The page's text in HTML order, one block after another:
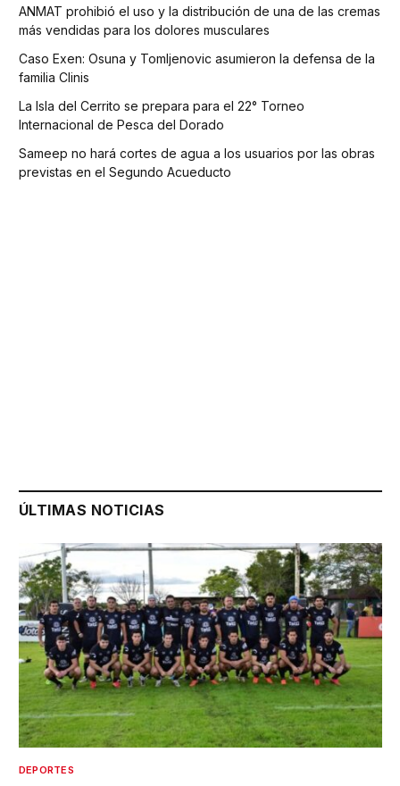
ANMAT prohibió el uso y la distribución de una de las cremas
más vendidas para los dolores musculares
Caso Exen: Osuna y Tomljenovic asumieron la defensa de la
familia Clinis
La Isla del Cerrito se prepara para el 22° Torneo
Internacional de Pesca del Dorado
Sameep no hará cortes de agua a los usuarios por las obras
previstas en el Segundo Acueducto
ÚLTIMAS NOTICIAS
DEPORTES